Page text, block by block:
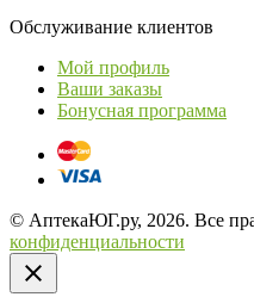
Обслуживание клиентов
Мой профиль
Ваши заказы
Бонусная программа
© АптекаЮГ.ру, 2026. Все
конфиденциальности